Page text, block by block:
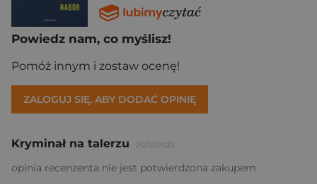
Powiedz nam, co myślisz!
Pomóż innym i zostaw ocenę!
ZALOGUJ SIĘ, ABY DODAĆ OPINIĘ
Kryminał na talerzu 20/10/2023
opinia recenzenta nie jest potwierdzona zakupem